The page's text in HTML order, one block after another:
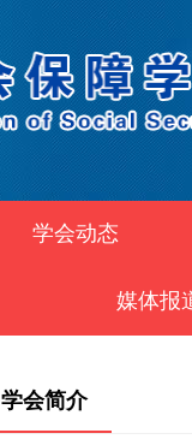
学会动态
媒体报
学会简介